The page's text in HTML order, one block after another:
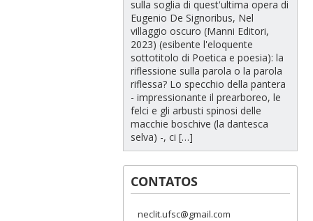
sulla soglia di quest'ultima opera di
Eugenio De Signoribus, Nel
villaggio oscuro (Manni Editori,
2023) (esibente l'eloquente
sottotitolo di Poetica e poesia): la
riflessione sulla parola o la parola
riflessa? Lo specchio della pantera
- impressionante il prearboreo, le
felci e gli arbusti spinosi delle
macchie boschive (la dantesca
selva) -, ci […]
CONTATOS
neclit.ufsc@gmail.com